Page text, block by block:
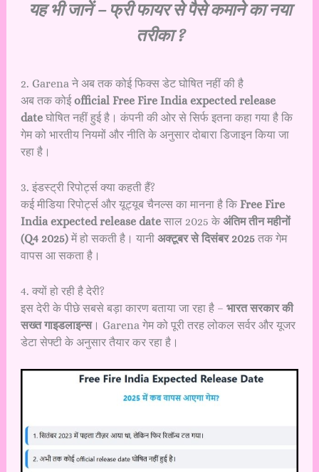
यह भी जानें – फ्री फायर से पैसे कमाने का नया
तरीका ?
2. Garena ने अब तक कोई फिक्स डेट घोषित नहीं की है
अब तक कोईofficial Free Fire India expected release
dateघोषित नहीं हुई है। कंपनी की ओर से सिर्फ इतना कहा गया है कि
गेम को भारतीय नियमों और नीति के अनुसार दोबारा डिजाइन किया जा
रहा है।
3. इंडस्ट्री रिपोर्ट्स क्या कहती हैं?
कई मीडिया रिपोर्ट्स और यूट्यूब चैनल्स का मानना है कि Free Fire
India expected release dateसाल 2025 के अंतिम तीन महीनों
(Q4 2025)में हो सकती है। यानी अक्टूबर से दिसंबर 2025तक गेम
वापस आ सकता है।
4. क्यों हो रही है देरी?
इस देरी के पीछे सबसे बड़ा कारण बताया जा रहा है – भारत सरकार की
सख्त गाइडलाइन्स। Garena गेम को पूरी तरह लोकल सर्वर और यूजर
डेटा सेफ्टी के अनुसार तैयार कर रहा है।